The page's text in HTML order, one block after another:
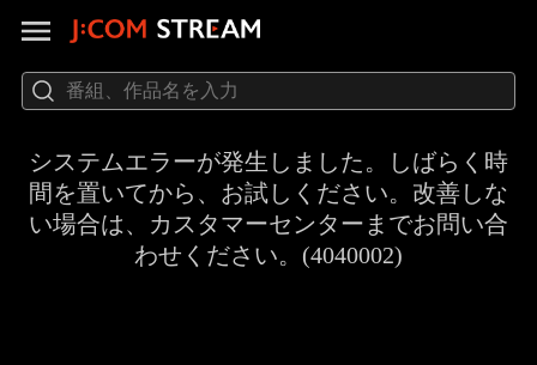
システムエラーが発生しました。しばらく時
間を置いてから、お試しください。改善しな
い場合は、カスタマーセンターまでお問い合
わせください。(4040002)